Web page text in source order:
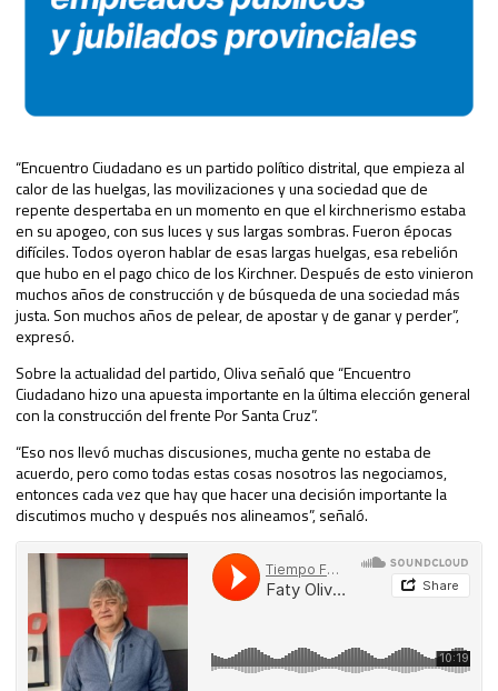
“Encuentro Ciudadano es un partido político distrital, que empieza al
calor de las huelgas, las movilizaciones y una sociedad que de
repente despertaba en un momento en que el kirchnerismo estaba
en su apogeo, con sus luces y sus largas sombras. Fueron épocas
difíciles. Todos oyeron hablar de esas largas huelgas, esa rebelión
que hubo en el pago chico de los Kirchner. Después de esto vinieron
muchos años de construcción y de búsqueda de una sociedad más
justa. Son muchos años de pelear, de apostar y de ganar y perder”,
expresó.
Sobre la actualidad del partido, Oliva señaló que “Encuentro
Ciudadano hizo una apuesta importante en la última elección general
con la construcción del frente Por Santa Cruz”.
“Eso nos llevó muchas discusiones, mucha gente no estaba de
acuerdo, pero como todas estas cosas nosotros las negociamos,
entonces cada vez que hay que hacer una decisión importante la
discutimos mucho y después nos alineamos”, señaló.